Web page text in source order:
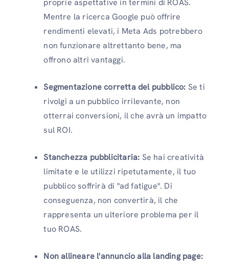
Mentre la ricerca Google può offrire
rendimenti elevati, i Meta Ads potrebbero
non funzionare altrettanto bene, ma
offrono altri vantaggi.
Segmentazione corretta del pubblico: Se ti
rivolgi a un pubblico irrilevante, non
otterrai conversioni, il che avrà un impatto
sul ROI.
Stanchezza pubblicitaria: Se hai creatività
limitate e le utilizzi ripetutamente, il tuo
pubblico soffrirà di "ad fatigue". Di
conseguenza, non convertirà, il che
rappresenta un ulteriore problema per il
tuo ROAS.
Non allineare l'annuncio alla landing page: